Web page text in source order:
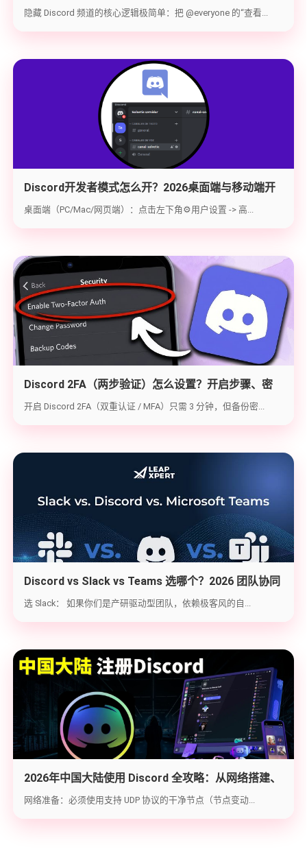
手教你打造 100% 私密的专属频道
隐藏 Discord 频道的核心逻辑极简单：把 @everyone 的“查看...
Discord开发者模式怎么开？2026桌面端与移动端开
启教程与获取ID指南
桌面端（PC/Mac/网页端）：点击左下角⚙️用户设置 -> 高...
Discord 2FA（两步验证）怎么设置？开启步骤、密
钥备份与炸号救急（2026实战版）
开启 Discord 2FA（双重认证 / MFA）只需 3 分钟，但备份密...
Discord vs Slack vs Teams 选哪个？2026 团队协同
工具实战选型指南
选 Slack： 如果你们是产研驱动型团队，依赖极客风的自...
2026年中国大陆使用 Discord 全攻略：从网络搭建、
账号注册到防封避坑
网络准备：必须使用支持 UDP 协议的干净节点（节点变动...